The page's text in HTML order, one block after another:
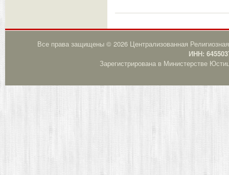
Все права защищены © 2026 Централизованная
ИНН:
Зарегистрирована в Министерстве